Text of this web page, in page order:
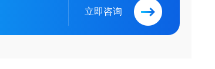
立即咨询